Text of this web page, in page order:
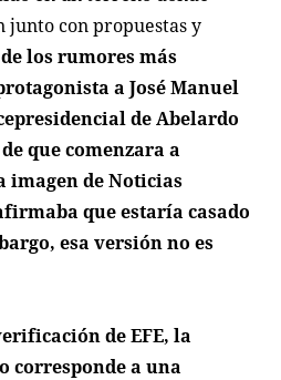
con propuestas y
los rumores más
a José Manuel
de Abelardo
que comenzara a
imagen deNoticias
que estaría casado
esa versión no es
deEFE, la
corresponde a una